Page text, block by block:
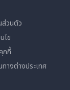
ส่วนตัว
ไข
กกี้
ทางต่างประเทศ